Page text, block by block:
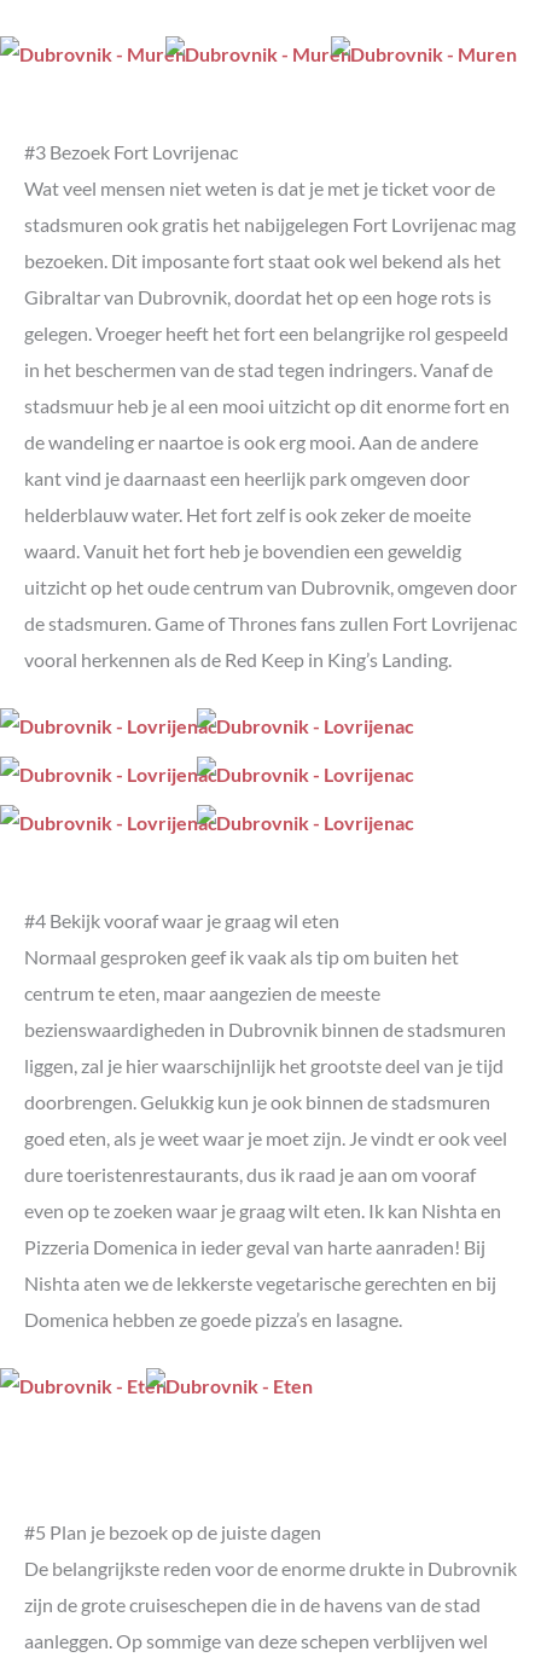
#3 Bezoek Fort Lovrijenac
Wat veel mensen niet weten is dat je met je ticket voor de
stadsmuren ook gratis het nabijgelegen Fort Lovrijenac mag
bezoeken. Dit imposante fort staat ook wel bekend als het
Gibraltar van Dubrovnik, doordat het op een hoge rots is
gelegen. Vroeger heeft het fort een belangrijke rol gespeeld
in het beschermen van de stad tegen indringers. Vanaf de
stadsmuur heb je al een mooi uitzicht op dit enorme fort en
de wandeling er naartoe is ook erg mooi. Aan de andere
kant vind je daarnaast een heerlijk park omgeven door
helderblauw water. Het fort zelf is ook zeker de moeite
waard. Vanuit het fort heb je bovendien een geweldig
uitzicht op het oude centrum van Dubrovnik, omgeven door
de stadsmuren. Game of Thrones fans zullen Fort Lovrijenac
vooral herkennen als de Red Keep in King’s Landing.
#4 Bekijk vooraf waar je graag wil eten
Normaal gesproken geef ik vaak als tip om buiten het
centrum te eten, maar aangezien de meeste
bezienswaardigheden in Dubrovnik binnen de stadsmuren
liggen, zal je hier waarschijnlijk het grootste deel van je tijd
doorbrengen. Gelukkig kun je ook binnen de stadsmuren
goed eten, als je weet waar je moet zijn. Je vindt er ook veel
dure toeristenrestaurants, dus ik raad je aan om vooraf
even op te zoeken waar je graag wilt eten. Ik kan Nishta en
Pizzeria Domenica in ieder geval van harte aanraden! Bij
Nishta aten we de lekkerste vegetarische gerechten en bij
Domenica hebben ze goede pizza’s en lasagne.
#5 Plan je bezoek op de juiste dagen
De belangrijkste reden voor de enorme drukte in Dubrovnik
zijn de grote cruiseschepen die in de havens van de stad
aanleggen. Op sommige van deze schepen verblijven wel